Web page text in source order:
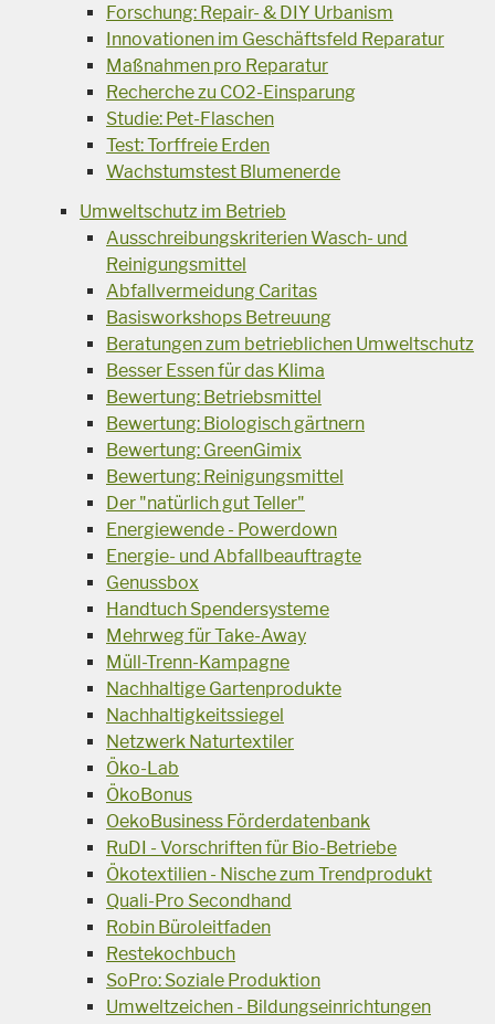
Forschung: Repair- & DIY Urbanism
Innovationen im Geschäftsfeld Reparatur
Maßnahmen pro Reparatur
Recherche zu CO2-Einsparung
Studie: Pet-Flaschen
Test: Torffreie Erden
Wachstumstest Blumenerde
Umweltschutz im Betrieb
Ausschreibungskriterien Wasch- und
Reinigungsmittel
Abfallvermeidung Caritas
Basisworkshops Betreuung
Beratungen zum betrieblichen Umweltschutz
Besser Essen für das Klima
Bewertung: Betriebsmittel
Bewertung: Biologisch gärtnern
Bewertung: GreenGimix
Bewertung: Reinigungsmittel
Der "natürlich gut Teller"
Energiewende - Powerdown
Energie- und Abfallbeauftragte
Genussbox
Handtuch Spendersysteme
Mehrweg für Take-Away
Müll-Trenn-Kampagne
Nachhaltige Gartenprodukte
Nachhaltigkeitssiegel
Netzwerk Naturtextiler
Öko-Lab
ÖkoBonus
OekoBusiness Förderdatenbank
RuDI - Vorschriften für Bio-Betriebe
Ökotextilien - Nische zum Trendprodukt
Quali-Pro Secondhand
Robin Büroleitfaden
Restekochbuch
SoPro: Soziale Produktion
Umweltzeichen - Bildungseinrichtungen